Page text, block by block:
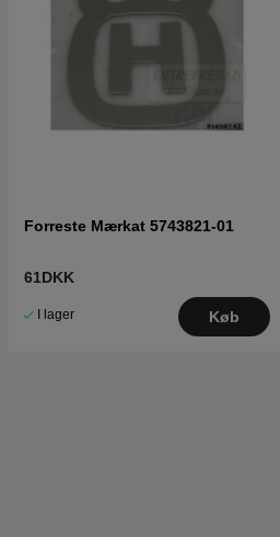
Forreste Mærkat 5743821-01
61DKK
I lager Køb